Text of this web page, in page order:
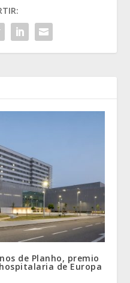
de Planho, premio
de Europa